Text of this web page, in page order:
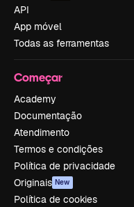
API
App móvel
Todas as ferramentas
Começar
Academy
Documentação
Atendimento
Termos e condições
Política de privacidade
Originais New
Política de cookies